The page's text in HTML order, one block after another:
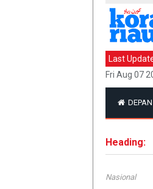
Last
Fri Aug 07
DEPAN
Heading:
Nasional